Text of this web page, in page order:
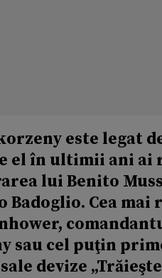
este legat
el în ultimii ani ai
lui Benito
Cea mai
sau cel puţin
devize